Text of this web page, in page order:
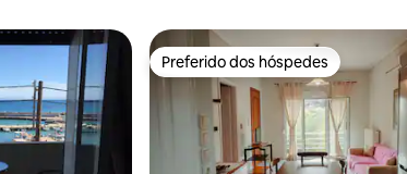
Preferido dos hóspedes
Preferido dos hóspedes